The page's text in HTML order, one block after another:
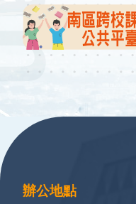
:::
辦公地點